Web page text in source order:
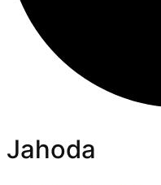
Jahoda